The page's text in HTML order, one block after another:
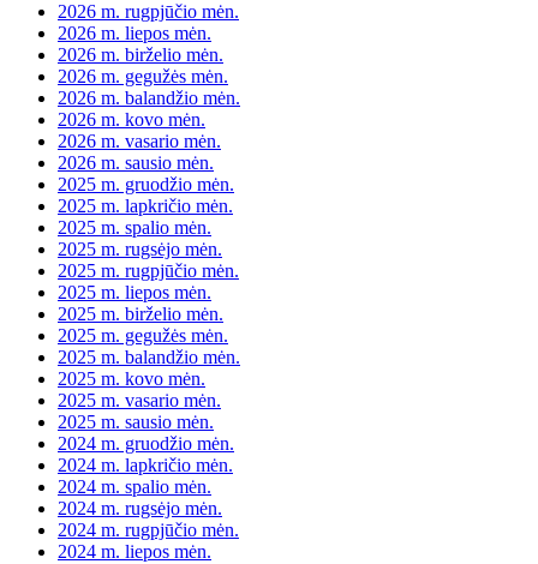
2026 m. rugpjūčio mėn.
2026 m. liepos mėn.
2026 m. birželio mėn.
2026 m. gegužės mėn.
2026 m. balandžio mėn.
2026 m. kovo mėn.
2026 m. vasario mėn.
2026 m. sausio mėn.
2025 m. gruodžio mėn.
2025 m. lapkričio mėn.
2025 m. spalio mėn.
2025 m. rugsėjo mėn.
2025 m. rugpjūčio mėn.
2025 m. liepos mėn.
2025 m. birželio mėn.
2025 m. gegužės mėn.
2025 m. balandžio mėn.
2025 m. kovo mėn.
2025 m. vasario mėn.
2025 m. sausio mėn.
2024 m. gruodžio mėn.
2024 m. lapkričio mėn.
2024 m. spalio mėn.
2024 m. rugsėjo mėn.
2024 m. rugpjūčio mėn.
2024 m. liepos mėn.